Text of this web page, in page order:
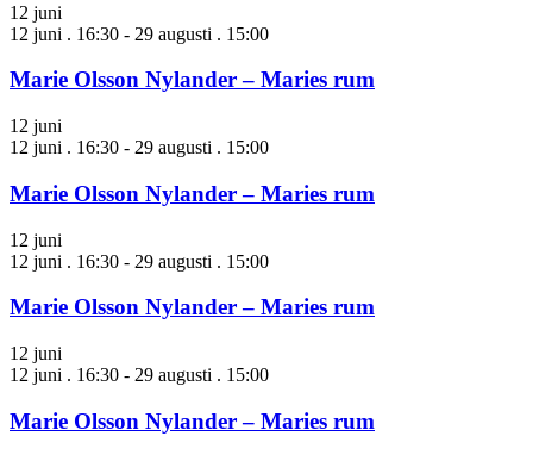
12 juni
12 juni . 16:30 - 29 augusti . 15:00
Marie Olsson Nylander – Maries rum
12 juni
12 juni . 16:30 - 29 augusti . 15:00
Marie Olsson Nylander – Maries rum
12 juni
12 juni . 16:30 - 29 augusti . 15:00
Marie Olsson Nylander – Maries rum
12 juni
12 juni . 16:30 - 29 augusti . 15:00
Marie Olsson Nylander – Maries rum